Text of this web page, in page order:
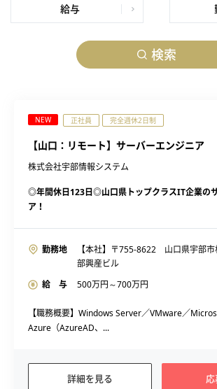
給与
検索
NEW 正社員 完全週休2日制
【山口：リモート】サーバーエンジニア
株式会社宇部情報システム
◎年間休日123日◎山口県トップクラスIT企業の
ア！
勤務地
【本社】〒755-8622 山口県宇部
部興産ビル
給 与
500万円～700万円
【職務概要】Windows Server／VMware／
Azure（AzureAD、...
詳細を見る